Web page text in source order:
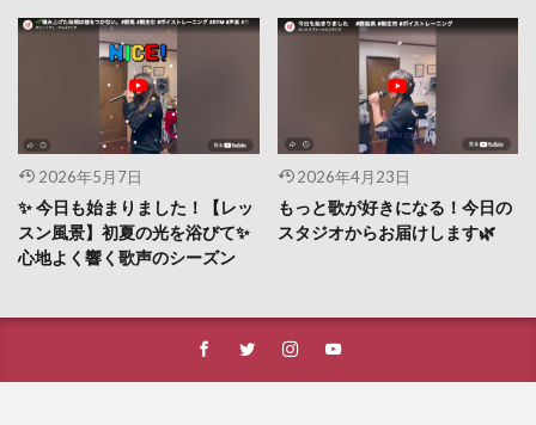
2026年5月7日
✨ 今日も始まりました！【レッ
スン風景】初夏の光を浴びて✨
心地よく響く歌声のシーズン
2026年4月23日
もっと歌が好きになる！今日の
スタジオからお届けします🌿